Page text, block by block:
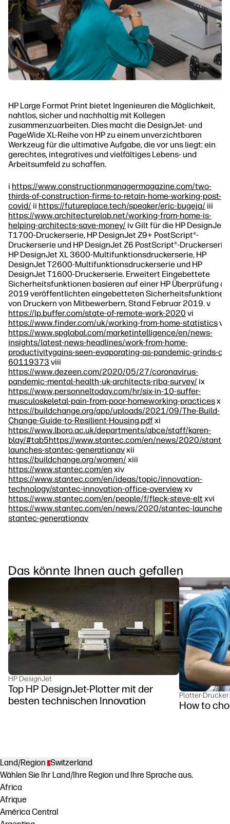
HP Large Format Print bietet Ingenieuren die Möglichkeit,
nahtlos, sicher und nachhaltig mit Kollegen
zusammenzuarbeiten. Dies macht die DesignJet- und
PageWide XL-Reihe von HP zu einem unverzichtbaren
Werkzeug für die ultimative Aufgabe, die vor uns liegt: ein
gerechtes, integratives und vielfältiges Lebens- und
Arbeitsumfeld zu schaffen.
i https://www.constructionmanagermagazine.com/two-
thirds-of-construction-firms-to-retain-home-working-post-
covid/ ii https://futureplace.tech/speaker/eric-bugeja/ iii
https://www.architecturelab.net/working-from-home-is-
helping-architects-save-money/ iv Gilt für die HP DesignJet
T1700-Druckerserie, HP DesignJet Z9+ PostScript®-
Druckerserie und HP DesignJet Z6 PostScript®-Druckerserie,
HP DesignJet XL 3600-Multifunktionsdruckerserie, HP
DesignJet T2600-Multifunktionsdruckerserie und HP
DesignJet T1600-Druckerserie. Erweitert Eingebettete
Sicherheitsfunktionen basieren auf einer HP Überprüfung
2019 veröffentlichten eingebetteten Sicherheitsfunktionen
von Druckern von Mitbewerbern, Stand Februar 2019. v
https://lp.buffer.com/state-of-remote-work-2020 vi
https://www.finder.com/uk/working-from-home-statisticsvii
https://www.spglobal.com/marketintelligence/en/news-
insights/latest-news-headlines/work-from-home-
productivitygains-seen-evaporating-as-pandemic-grinds-on-
60119373 viii
https://www.dezeen.com/2020/05/27/coronavirus-
pandemic-mental-health-uk-architects-riba-survey/ ix
https://www.personneltoday.com/hr/six-in-10-suffer-
musculoskeletal-pain-from-poor-homeworking-practicesx
https://buildchange.org/app/uploads/2021/09/The-Build-
Change-Guide-to-Resilient-Housing.pdfxi
https://www.lboro.ac.uk/departments/abce/staff/karen-
blay/#tab5https://www.stantec.com/en/news/2020/
launches-stantec-generationavxii
https://buildchange.org/women/ xiii
https://www.stantec.com/en xiv
https://www.stantec.com/en/ideas/topic/innovation-
technology/stantec-innovation-office-overviewxv
https://www.stantec.com/en/people/f/fleck-steve-elt xvi
https://www.stantec.com/en/news/2020/stantec-launches-
stantec-generationav
Das könnte Ihnen auch gefallen
HP DesignJet
Top HP DesignJet-Plotter mit der
besten technischen Innovation
Plotter-Drucker
How to
Land/Region Switzerland
Wählen Sie Ihr Land/Ihre Region und Ihre Sprache aus.
Africa
Afrique
América Central